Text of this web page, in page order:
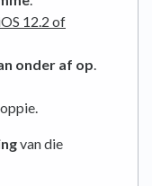
12.2 of
onder af op.
van die